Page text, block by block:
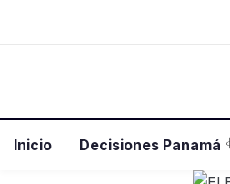
Inicio Decisiones Panamá